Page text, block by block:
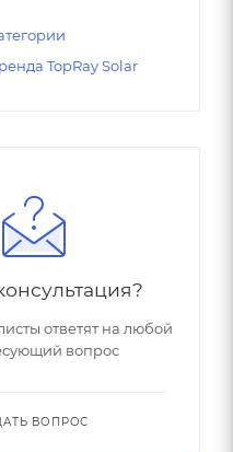
TopRay Solar
ответят на любой
вопрос
ВОПРОС